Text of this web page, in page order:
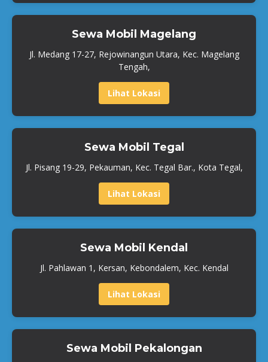
Sewa Mobil Magelang
Jl. Medang 17-27, Rejowinangun Utara, Kec. Magelang
Tengah,
Lihat Lokasi
Sewa Mobil Tegal
Jl. Pisang 19-29, Pekauman, Kec. Tegal Bar., Kota Tegal,
Lihat Lokasi
Sewa Mobil Kendal
Jl. Pahlawan 1, Kersan, Kebondalem, Kec. Kendal
Lihat Lokasi
Sewa Mobil Pekalongan